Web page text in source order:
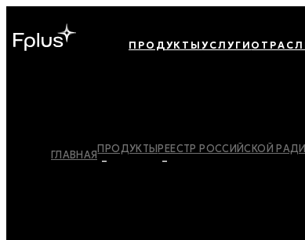
ПРОДУКТЫУСЛУГИ
ГЛАВНАЯПРОДУКТЫ РЕЕСТР РОССИЙСКОЙ